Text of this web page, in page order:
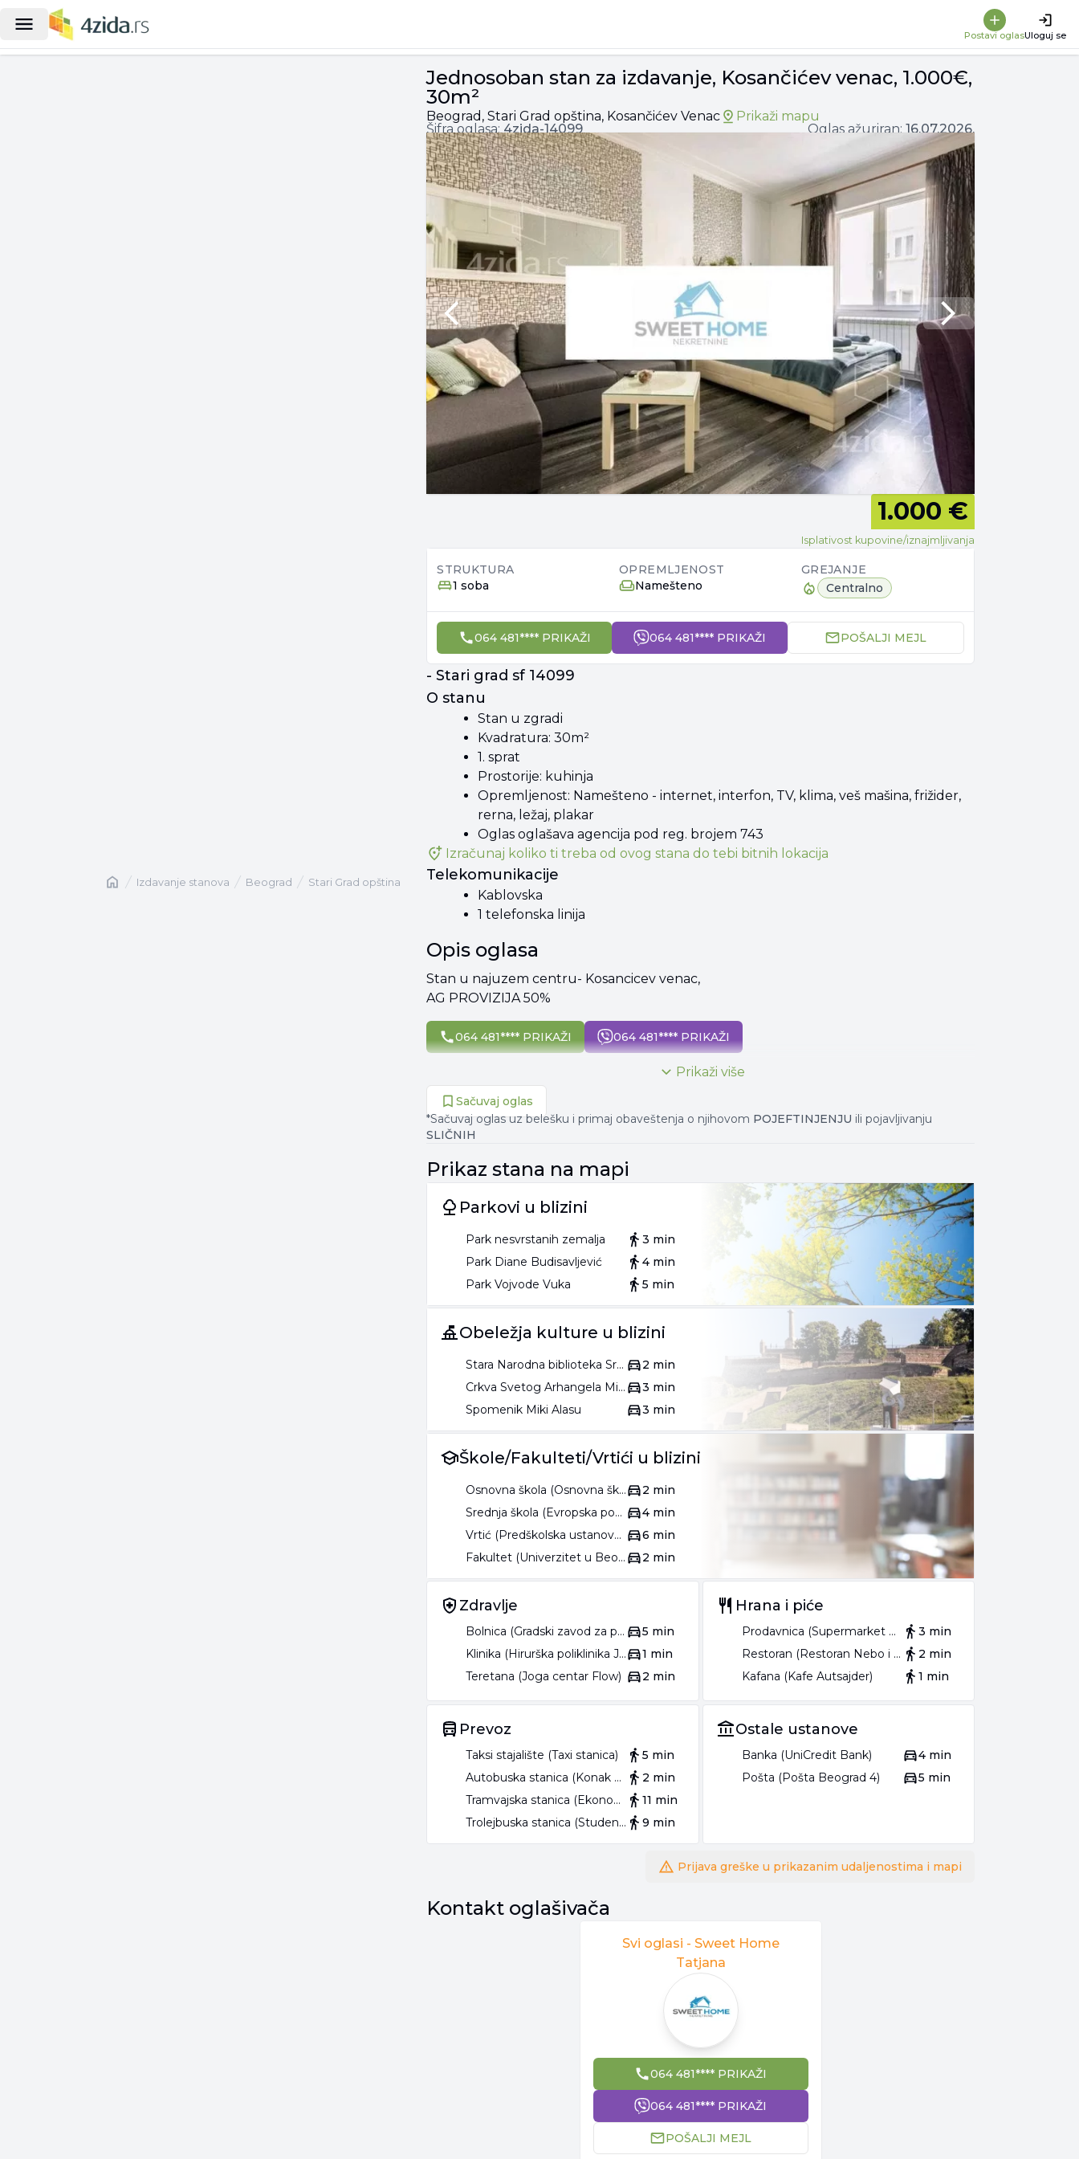
Postavi oglasUloguj se
| Jednosoban stan za izdavanje, Kosančićev venac, 1.000€, 30m²
Naslovnaizdavanje stanova Beograd Stari Grad opština
Jednosoban stan za izdavanje, Kosančićev venac, 1.000€,
30m²
Beograd, Stari Grad opština, Kosančićev Venac
Prikaži mapu
Šifra oglasa:4zida-14099 Oglas ažuriran: 16.07.2026.
Previous slide Next slide
1.000 €
Isplativost kupovine/iznajmljivanja
STRUKTURA
1 soba
OPREMLJENOST
Namešteno
GREJANJE
Centralno
064 481**** PRIKAŽI 064 481**** PRIKAŽI POŠALJI MEJL
- Stari grad sf 14099
O stanu
Stan u zgradi
Kvadratura: 30m²
1. sprat
Prostorije: kuhinja
Opremljenost: Namešteno - internet, interfon, TV, klima, veš mašina, frižider,
rerna, ležaj, plakar
Oglas oglašava agencija pod reg. brojem 743
Izračunaj koliko ti treba odovog stana do tebi bitnih lokacija
Telekomunikacije
Kablovska
1 telefonska linija
Opis oglasa
Stan u najuzem centru- Kosancicev venac,
AG PROVIZIJA 50%
064 481**** PRIKAŽI 064 481**** PRIKAŽI
Prikaži više
Sačuvaj oglas
*Sačuvaj oglas uz belešku i primaj obaveštenja o njihovom POJEFTINJENJU ili pojavljivanju
SLIČNIH
Prikazstana na mapi
Parkovi u blizini
Park nesvrstanih zemalja
3 min
Park Diane Budisavljević
4 min
Park Vojvode Vuka
5 min
Obeležja kulture u blizini
Stara Narodna biblioteka Srbije
2 min
Crkva Svetog Arhangela Mihaila Saborna crkva
3 min
Spomenik Miki Alasu
3 min
Škole/Fakulteti/Vrtići u blizini
Osnovna škola (Osnovna škola Kralj Petar I)
2 min
Srednja škola (Evropska poslovna škola Beograd)
4 min
Vrtić (Predškolska ustanova Dečiji dani Stari grad)
6 min
Fakultet (Univerzitet u Beogradu Fakultet primenjenih umetnosti)
2 min
Zdravlje
Bolnica (Gradski zavod za plućne bolesti i tuberkulozu)
5 min
Klinika (Hirurška poliklinika Jana)
1 min
Teretana (Joga centar Flow)
2 min
Hrana i piće
Prodavnica (Supermarket Plitvice)
3 min
Restoran (Restoran Nebo i Zemlja)
2 min
Kafana (Kafe Autsajder)
1 min
Prevoz
Taksi stajalište (Taxi stanica)
5 min
Autobuska stanica (Konak kneginje Ljubice)
2 min
Tramvajska stanica (Ekonomski Fakultet)
11 min
Trolejbuska stanica (Studentski trg)
9 min
Ostale ustanove
Banka (UniCredit Bank)
4 min
Pošta (Pošta Beograd 4)
5 min
Prijava greške u prikazanim udaljenostima i mapi
Kontakt oglašivača
Svi oglasi - Sweet Home
Tatjana
064 481**** PRIKAŽI
064 481**** PRIKAŽI
POŠALJI MEJL